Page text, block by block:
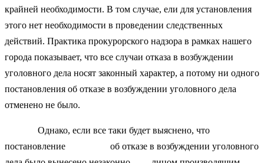
крайней необходимости. В том случае, ели для установления
этого нет необходимости в проведении следственных
действий. Практика прокурорского надзора в рамках нашего
города показывает, что все случаи отказа в возбуждении
уголовного дела носят законный характер, а потому ни одного
постановления об отказе в возбуждении уголовного дела
отменено не было.
Однако, если все таки будет выяснено, что
постановление об отказе в возбуждении уголовного